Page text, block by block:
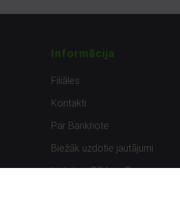
Informācija
Filiāles
Kontakti
Par Banknote
Biežāk uzdotie jautājumi
Lietots – Pārbaudīts